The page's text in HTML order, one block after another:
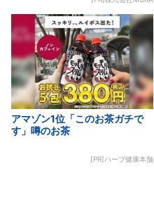
アマゾン1位「このお茶ガチで
す」噂のお茶
[PR]ハーブ健康本舗